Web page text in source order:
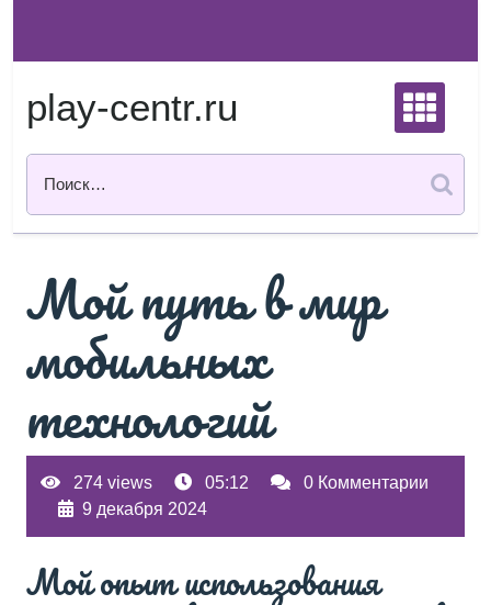
содержимому
play-centr.ru
Мой путь в мир
мобильных
технологий
274 views 05:12
0 Комментарии
9 декабря 2024
Мой опыт использования